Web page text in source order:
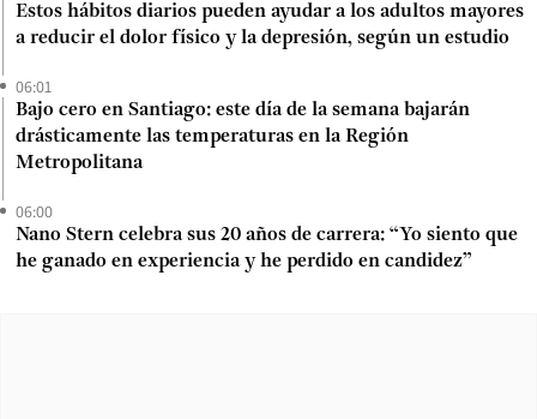
Estos hábitos diarios pueden ayudar a los adultos mayores
a reducir el dolor físico y la depresión, según un estudio
06:01
Bajo cero en Santiago: este día de la semana bajarán
drásticamente las temperaturas en la Región
Metropolitana
06:00
Nano Stern celebra sus 20 años de carrera: “Yo siento que
he ganado en experiencia y he perdido en candidez”